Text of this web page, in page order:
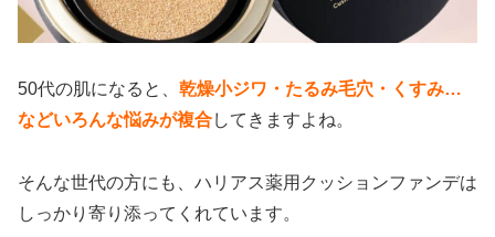
50代の肌になると、 乾燥小ジワ・たるみ毛穴・ くすみ…
などいろんな悩みが複合してきますよね。
そんな世代の方にも、ハリアス薬用クッションファンデは
しっかり寄り添ってくれています。